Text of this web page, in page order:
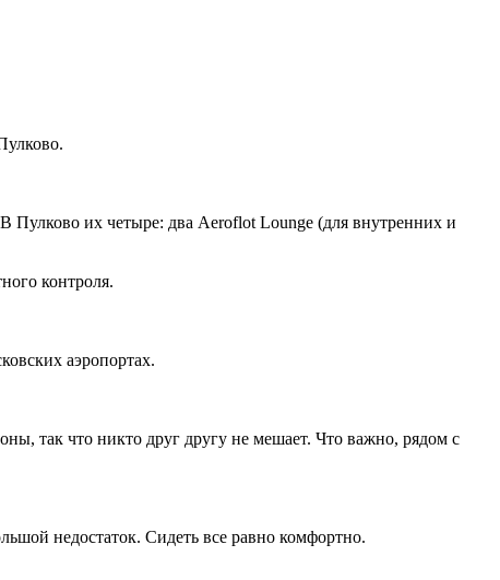
Пулково их четыре: два Aeroflot Lounge (для внутренних и
контроля.
аэропортах.
так что никто друг другу не мешает. Что важно, рядом с
недостаток. Сидеть все равно комфортно.